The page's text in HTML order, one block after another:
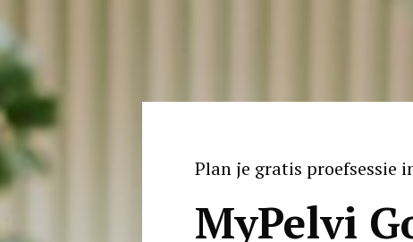
Plan je gratis proefsessie
MyPelvi